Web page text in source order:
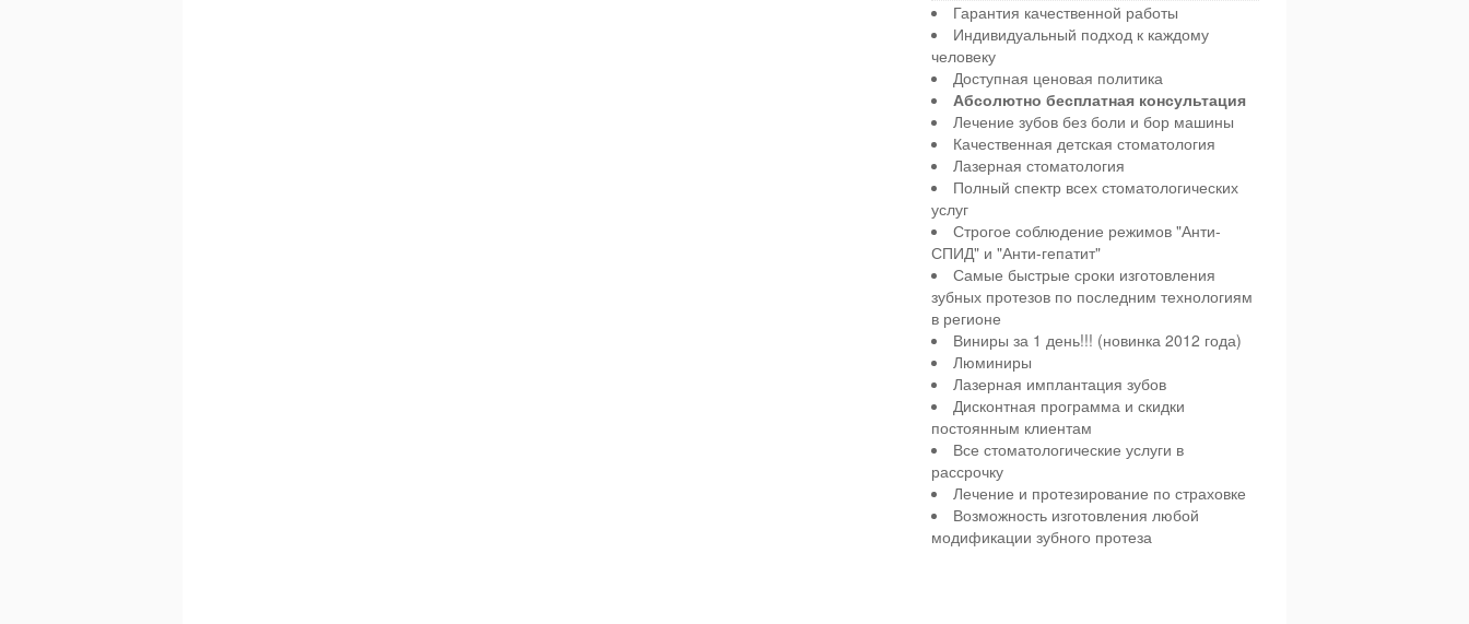
Гарантия качественной работы
Индивидуальный подход к каждому
человеку
Доступная ценовая политика
Абсолютно бесплатная консультация
Лечение зубов без боли и бор машины
Качественная детская стоматология
Лазерная стоматология
Полный спектр всех стоматологических
услуг
Строгое соблюдение режимов "Анти-
СПИД" и "Анти-гепатит"
Самые быстрые сроки изготовления
зубных протезов по последним технологиям
в регионе
Виниры за 1 день!!! (новинка 2012 года)
Люминиры
Лазерная имплантация зубов
Дисконтная программа и скидки
постоянным клиентам
Все стоматологические услуги в
рассрочку
Лечение и протезирование по страховке
Возможность изготовления любой
модификации зубного протеза